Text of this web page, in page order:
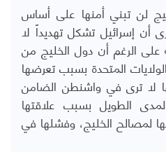
لن تبني أمنها على أساس
أن إسرائيل تشكل تهديداً لا
على الرغم أن دول الخليج من
المتحدة بسبب تعرضها
لا ترى في واشنطن الضامن
الطويل بسبب علاقتها
لمصالح الخليج، وفشلها في